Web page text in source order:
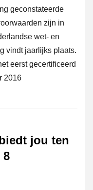
geconstateerde
zijn in
wet- en
vindt jaarlijks plaats.
eerst gecertificeerd
2016
jou ten
8